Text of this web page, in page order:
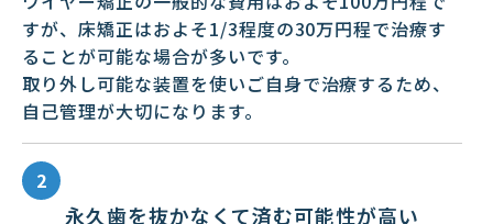
すが、床矯正はおよそ1/3程度の30万円程で治療す
ることが可能な場合が多いです。
取り外し可能な装置を使いご自身で治療するため、
自己管理が大切になります。
永久歯を抜かなくて済む可能性が高い